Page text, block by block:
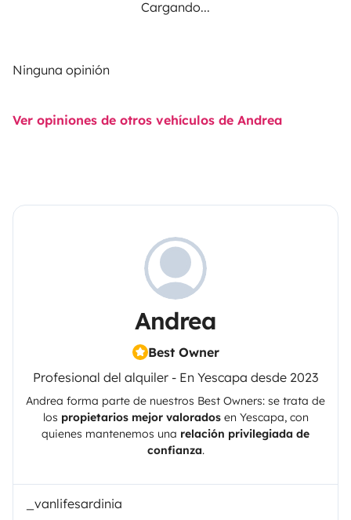
Cargando...
Ninguna opinión
Ver opiniones de otros vehículos de Andrea
Andrea
Best Owner
Profesional del alquiler - En Yescapa desde 2023
Andrea forma parte de nuestros Best Owners: se trata de
los propietarios mejor valoradosen Yescapa, con
quienes mantenemos una relación privilegiada de
confianza.
_vanlifesardinia